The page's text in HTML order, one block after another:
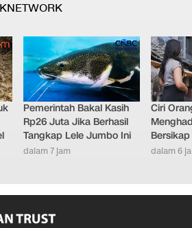
Pemerintah Bakal Kasih
Rp26 Juta Jika Berhasil
Tangkap Lele Jumbo Ini
dalam 7 jam
Ciri
dalam 6